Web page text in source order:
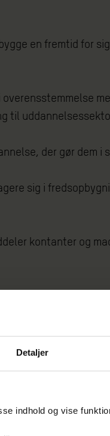
Detaljer
indhold og vise
en fremtid for
der gør dem
sig i
kontanter og
frigørelse.
især ved hjælp af